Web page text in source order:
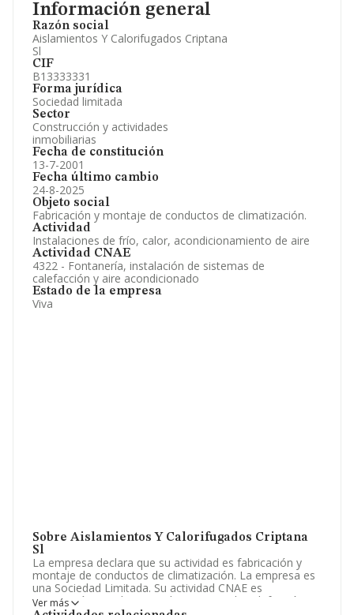
Información general
Razón social
Aislamientos Y Calorifugados Criptana
Sl
CIF
B13333331
Forma jurídica
Sociedad limitada
Sector
Construcción y actividades
inmobiliarias
Fecha de constitución
13-7-2001
Fecha último cambio
24-8-2025
Objeto social
Fabricación y montaje de conductos de climatización.
Actividad
Instalaciones de frío, calor, acondicionamiento de aire
Actividad CNAE
4322 - Fontanería, instalación de sistemas de
calefacción y aire acondicionado
Estado de la empresa
Viva
Sobre Aislamientos Y Calorifugados Criptana
Sl
La empresa declara que su actividad es fabricación y
montaje de conductos de climatización. La empresa es
una Sociedad Limitada. Su actividad CNAE es
'Fontanería, instalaciones de sistemas de calefacción y
Ver más